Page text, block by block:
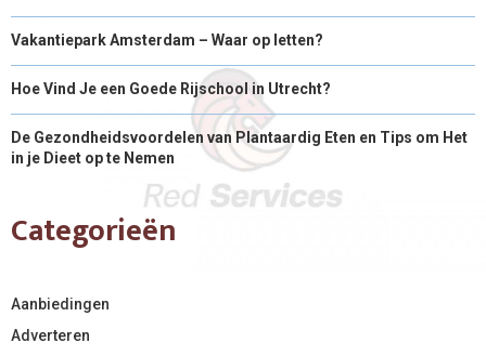
Vakantiepark Amsterdam – Waar op letten?
Hoe Vind Je een Goede Rijschool in Utrecht?
De Gezondheidsvoordelen van Plantaardig Eten en Tips om Het
in je Dieet op te Nemen
Categorieën
Aanbiedingen
Adverteren